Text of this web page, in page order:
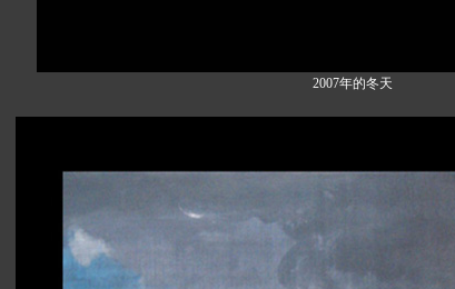
2007年的冬天